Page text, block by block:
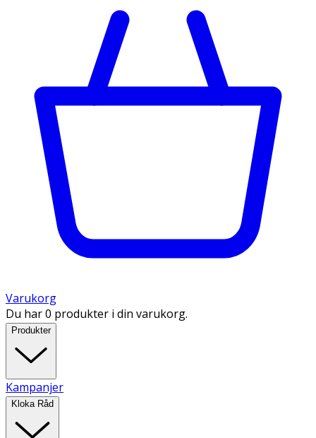
Varukorg
Du har 0 produkter i din varukorg.
Produkter
Kampanjer
Kloka Råd